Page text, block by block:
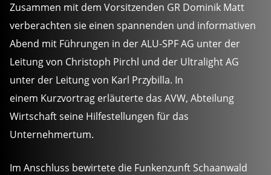
Zusammen mit dem Vorsitzenden GR Dominik Matt
verberachten sie einen spannenden und informativen
Abend mit Führungen in der ALU-SPF AG unter der
Leitung von Christoph Pirchl und der Ultralight AG
unter der Leitung von Karl Przybilla. In
einem Kurzvortrag erläuterte das AVW, Abteilung
Wirtschaft seine Hilfestellungen für das
Unternehmertum.
Im Anschluss bewirtete die Funkenzunft Schaanwald